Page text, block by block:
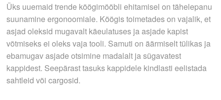
Üks uuemaid trende köögimööbli ehitamisel on tähelepanu
suunamine ergonoomiale. Köögis toimetades on vajalik, et
asjad oleksid mugavalt käeulatuses ja asjade kapist
võtmiseks ei oleks vaja tooli. Samuti on äärmiselt tülikas ja
ebamugav asjade otsimine madalalt ja sügavatest
kappidest. Seepärast tasuks kappidele kindlasti eelistada
sahtleid või cargosid.